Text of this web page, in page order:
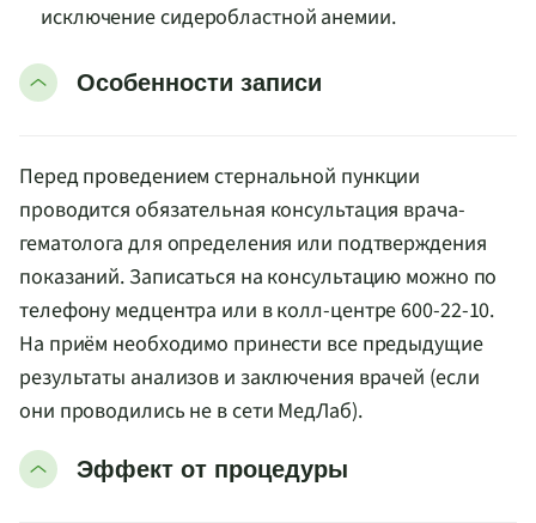
исключение сидеробластной анемии.
Особенности записи
Перед проведением стернальной пункции
проводится обязательная консультация врача-
гематолога для определения или подтверждения
показаний. Записаться на консультацию можно по
телефону медцентра или в колл-центре 600-22-10.
На приём необходимо принести все предыдущие
результаты анализов и заключения врачей (если
они проводились не в сети МедЛаб).
Эффект от процедуры